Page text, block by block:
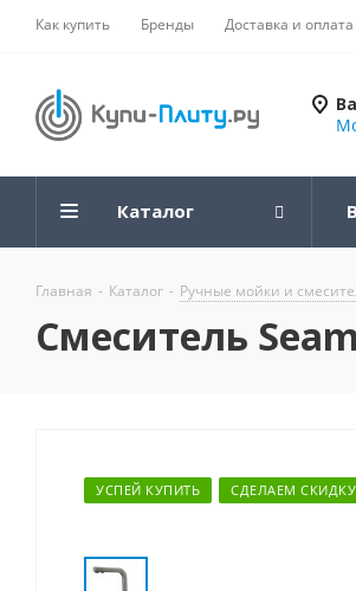
Как купить Бренды Доставка и оплата
Каталог
Главная - Каталог - Ручные мойки и
Смеситель
УСПЕЙ КУПИТЬ СДЕЛАЕМ СКИДКУ